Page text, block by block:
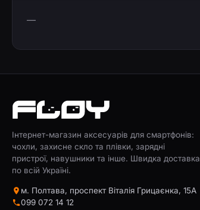
—
Інтернет-магазин аксесуарів для смартфонів:
чохли, захисне скло та плівки, зарядні
пристрої, навушники та інше. Швидка доставка
по всій Україні.
м. Полтава, проспект Віталія Грицаєнка, 15А
099 072 14 12